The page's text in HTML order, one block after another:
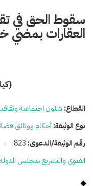
سقوط الحق في
العقارات بمضي
(835.73 كيلوبايت)
القطاع: شئون اجتماعية
نوع الوثيقة:أحكام ووثائق
رقم الوثيقة/الدعوى: 823
الفتوى والتشريع بمجلس الدولة